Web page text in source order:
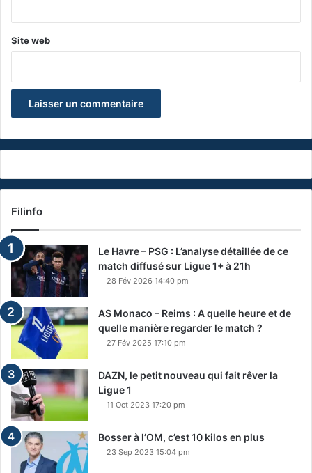
Site web
Filinfo
Le Havre – PSG : L’analyse détaillée de ce
match diffusé sur Ligue 1+ à 21h
28 Fév 2026 14:40 pm
AS Monaco – Reims : A quelle heure et de
quelle manière regarder le match ?
27 Fév 2025 17:10 pm
DAZN, le petit nouveau qui fait rêver la
Ligue 1
11 Oct 2023 17:20 pm
Bosser à l’OM, c’est 10 kilos en plus
23 Sep 2023 15:04 pm